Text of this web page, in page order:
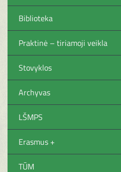
Biblioteka
Praktinė – tiriamoji veikla
Stovyklos
Archyvas
LŠMPS
Erasmus +
TŪM